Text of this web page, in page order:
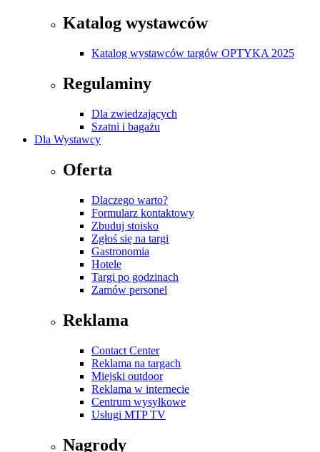
Katalog wystawców
Katalog wystawców targów OPTYKA 2025
Regulaminy
Dla zwiedzających
Szatni i bagażu
Dla Wystawcy
Oferta
Dlaczego warto?
Formularz kontaktowy
Zbuduj stoisko
Zgłoś się na targi
Gastronomia
Hotele
Targi po godzinach
Zamów personel
Reklama
Contact Center
Reklama na targach
Miejski outdoor
Reklama w internecie
Centrum wysyłkowe
Usługi MTP TV
Nagrody